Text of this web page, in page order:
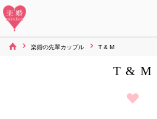
楽婚の先輩カップル T & M
T & M